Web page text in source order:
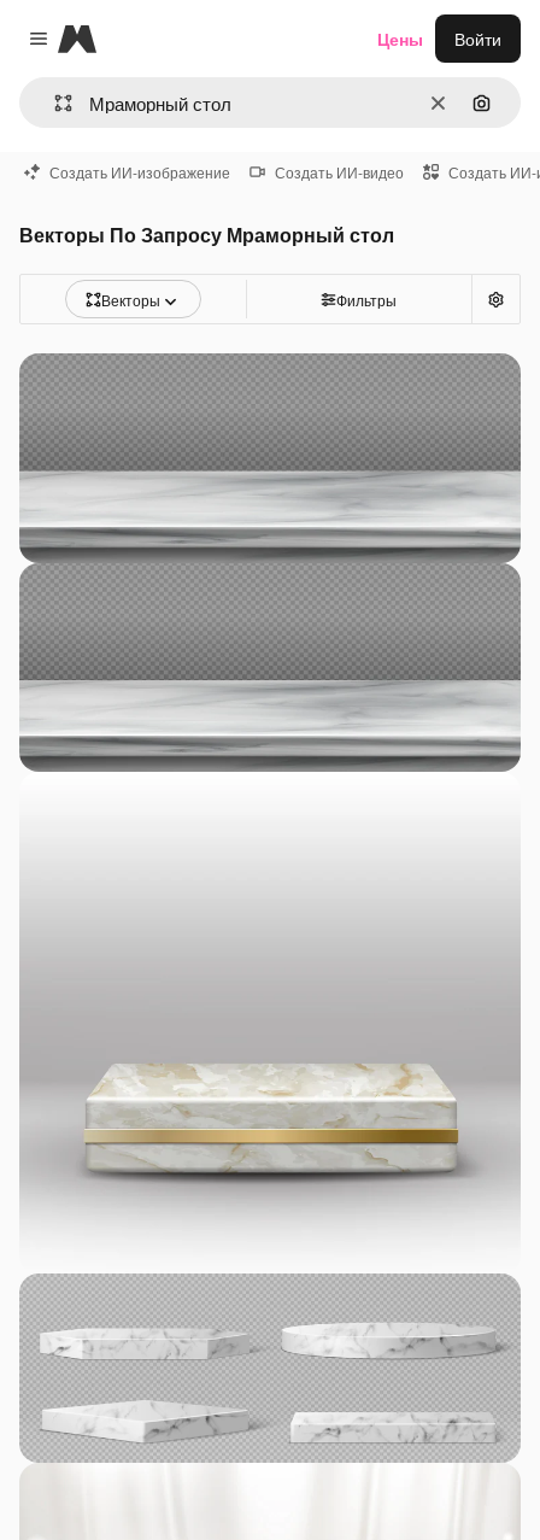
Close menu
Magnific
ОчиститьПоиск
Цены Войти
Создать ИИ-изображение Создать ИИ-видео Создать ИИ-
Векторы По Запросу Мраморный стол
Векторы Фильтры